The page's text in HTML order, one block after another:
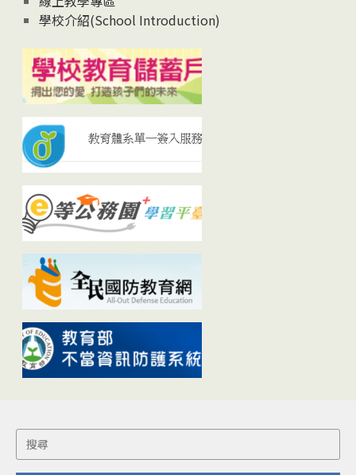
學校介紹(School Introduction)
Search
for: